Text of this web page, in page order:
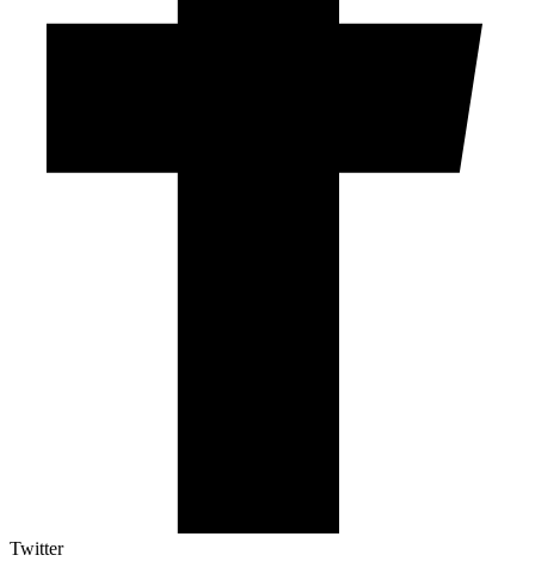
Twitter